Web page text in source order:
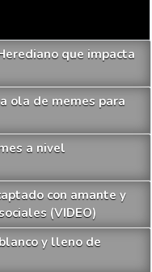
que impacta
ola de memes para
a nivel
con amante y
(VIDEO)
y lleno de